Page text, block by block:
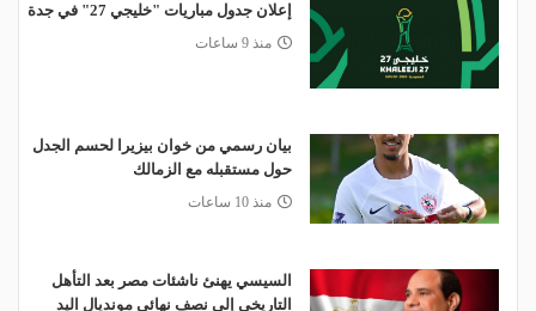
إعلان جدول مباريات "خليجي 27" في جدة
منذ 9 ساعات
بيان رسمي من خوان بيزيرا لحسم الجدل
حول مستقبله مع الزمالك
منذ 10 ساعات
السيسي يهنئ ناشئات مصر بعد التأهل
التاريخي إلى نصف نهائي مونديال اليد